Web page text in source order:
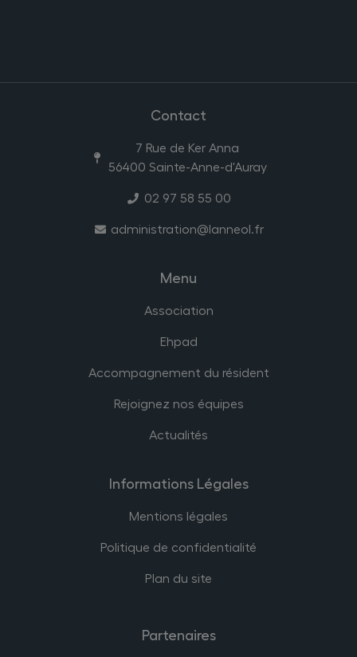
Contact
7 Rue de Ker Anna
56400 Sainte-Anne-d'Auray
02 97 58 55 00
administration@lanneol.fr
Menu
Association
Ehpad
Accompagnement du résident
Rejoignez nos équipes
Actualités
Informations Légales
Mentions légales
Politique de confidentialité
Plan du site
Partenaires